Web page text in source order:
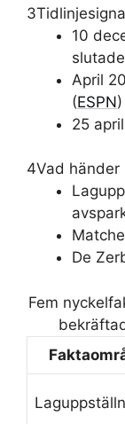
3
10
April
(ESPN)
25
4Vad händer
De
Fem